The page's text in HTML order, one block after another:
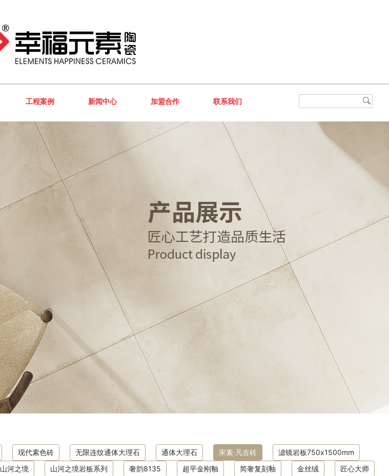
工程案例 新闻中心 加盟合作 联系我们
现代素色砖 无限连纹通体大理石 通体大理石 宋素·凡古砖
滤镜岩板750x1500mm
山河之境 山河之境岩板系列 奢韵8135 超平金刚釉 简奢复刻釉 金丝绒
匠心大师